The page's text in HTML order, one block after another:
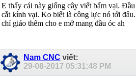
E thấy cái này giống cây viết bấm vại.
cắt kính vại. Ko biết là công lực nó tới
chỉ giáo thêm cho e mở mang đầu óc ah
Nam CNC viết:
29-08-2017 05:31:48 PM